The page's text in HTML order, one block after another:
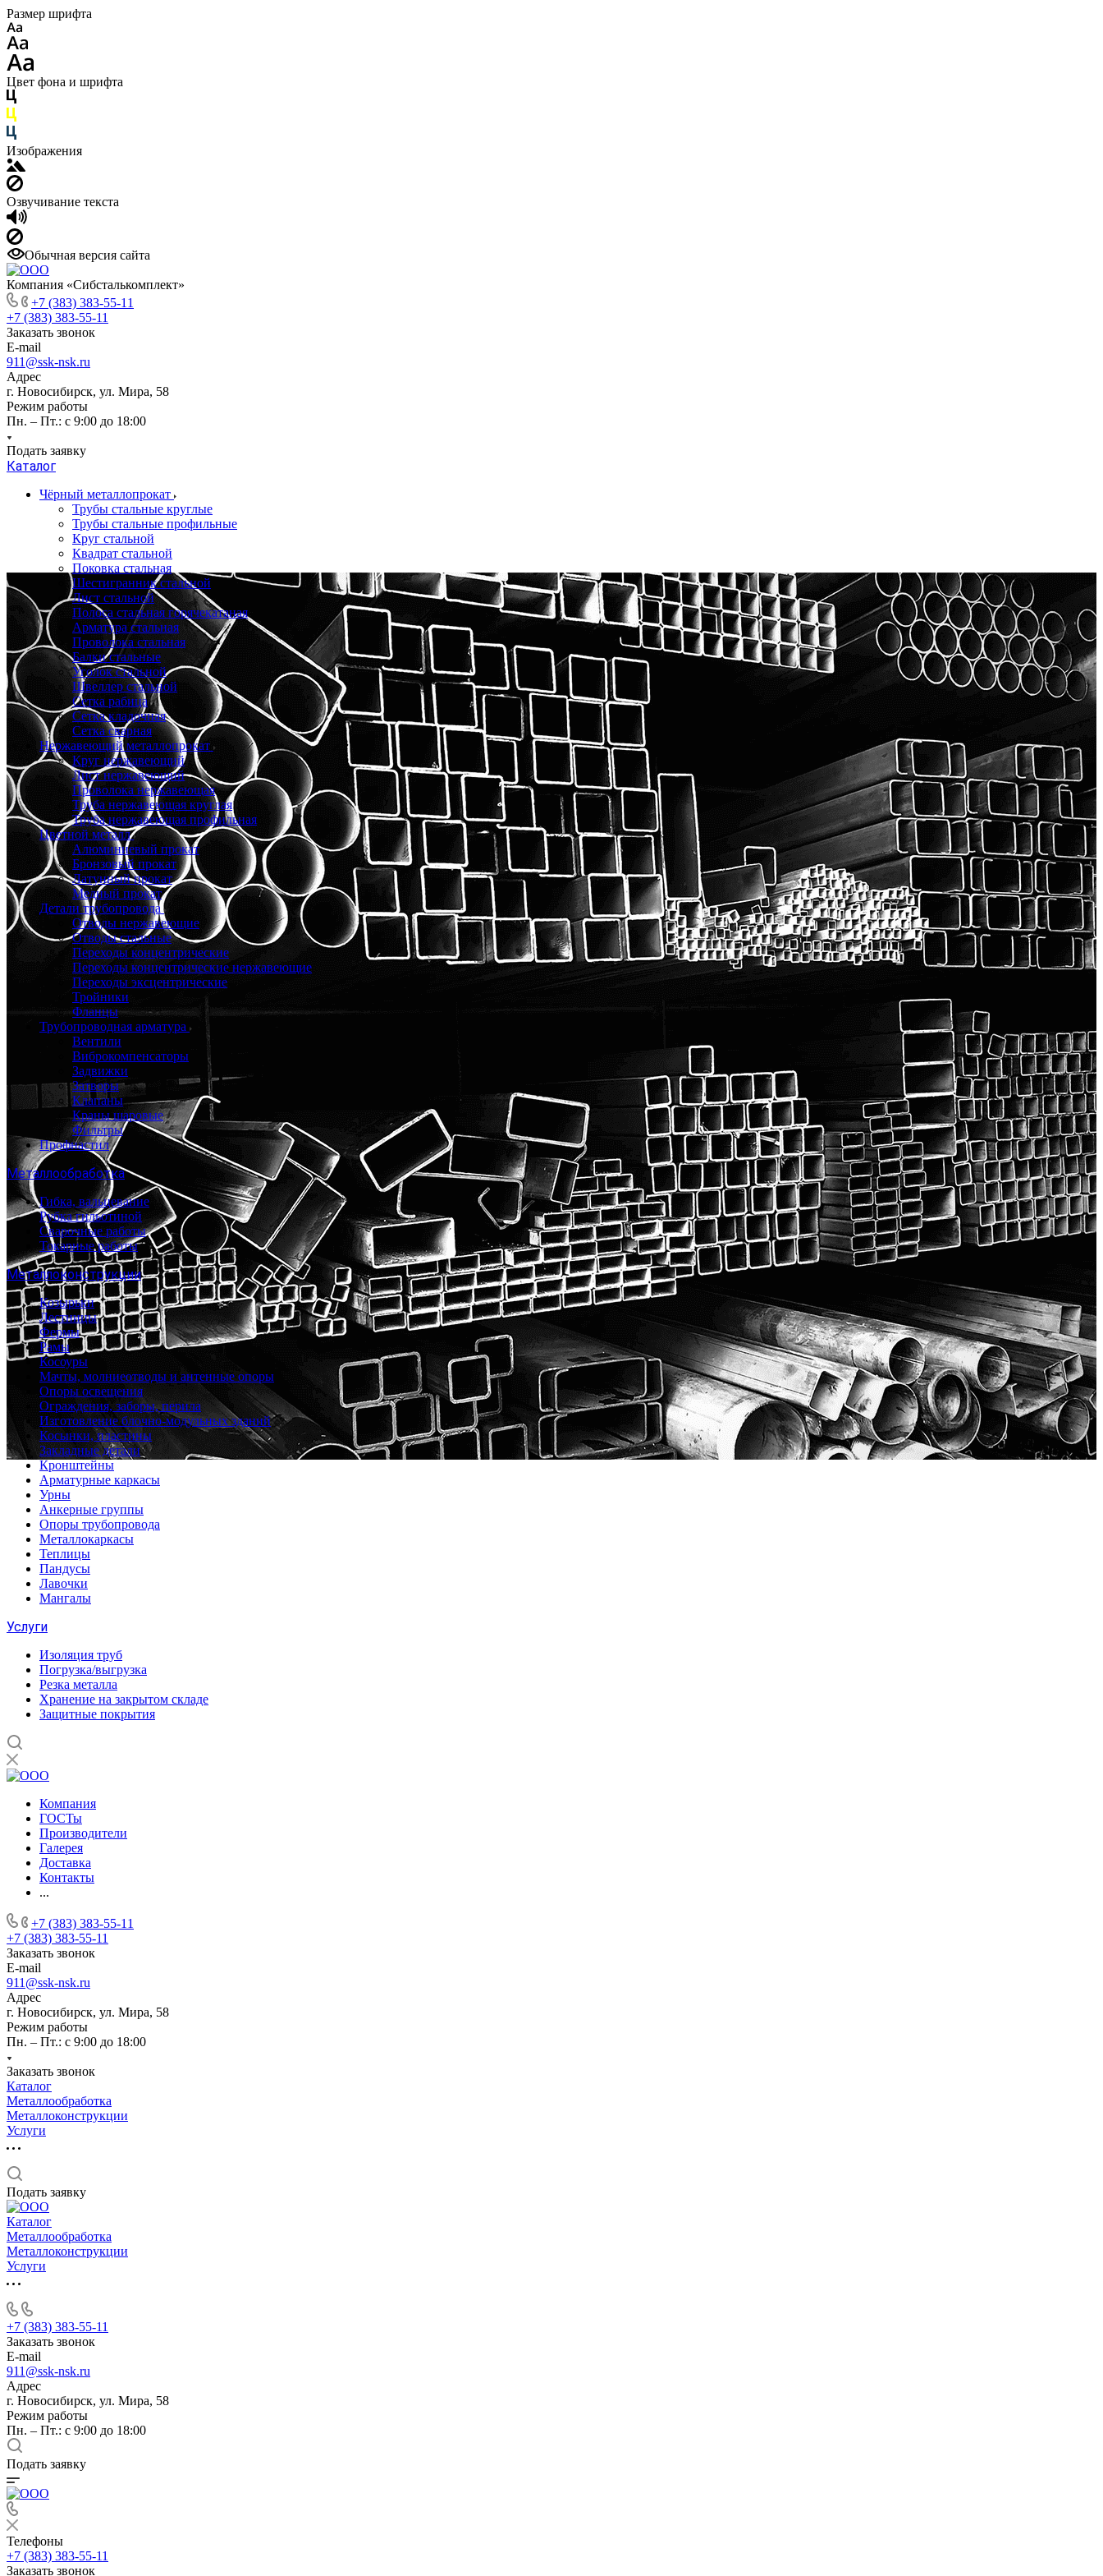
Размер шрифта
Цвет фона и шрифта
Изображения
Озвучивание текста
Обычная версия сайта
Компания «Сибсталькомплект»
+7 (383) 383-55-11
+7 (383) 383-55-11
Заказать звонок
E-mail
911@ssk-nsk.ru
Адрес
г. Новосибирск, ул. Мира, 58
Режим работы
Пн. – Пт.: с 9:00 до 18:00
Подать заявку
Каталог
Чёрный металлопрокат
Трубы стальные круглые
Трубы стальные профильные
Круг стальной
Квадрат стальной
Поковка стальная
Шестигранник стальной
Лист стальной
Полоса стальная горячекатаная
Арматура стальная
Проволока стальная
Балки стальные
Уголок стальной
Швеллер стальной
Сетка рабица
Сетка кладочная
Сетка сварная
Нержавеющий металлопрокат
Круг нержавеющий
Лист нержавеющий
Проволока нержавеющая
Труба нержавеющая круглая
Труба нержавеющая профильная
Цветной металл
Алюминиевый прокат
Бронзовый прокат
Латунный прокат
Медный прокат
Детали трубопровода
Отводы нержавеющие
Отводы стальные
Переходы концентрические
Переходы концентрические нержавеющие
Переходы эксцентрические
Тройники
Фланцы
Трубопроводная арматура
Вентили
Виброкомпенсаторы
Задвижки
Затворы
Клапаны
Краны шаровые
Фильтры
Профнастил
Металлообработка
Гибка, вальцевание
Рубка гильотиной
Сварочные работы
Токарные работы
Металлоконструкции
Козырьки
Лестницы
Фермы
Рамы
Косоуры
Мачты, молниеотводы и антенные опоры
Опоры освещения
Ограждения, заборы, перила
Изготовление блочно-модульных зданий
Косынки, пластины
Закладные детали
Кронштейны
Арматурные каркасы
Урны
Анкерные группы
Опоры трубопровода
Металлокаркасы
Теплицы
Пандусы
Лавочки
Мангалы
Услуги
Изоляция труб
Погрузка/выгрузка
Резка металла
Хранение на закрытом складе
Защитные покрытия
Компания
ГОСТы
Производители
Галерея
Доставка
Контакты
...
+7 (383) 383-55-11
+7 (383) 383-55-11
Заказать звонок
E-mail
911@ssk-nsk.ru
Адрес
г. Новосибирск, ул. Мира, 58
Режим работы
Пн. – Пт.: с 9:00 до 18:00
Заказать звонок
Каталог
Металлообработка
Металлоконструкции
Услуги
Подать заявку
Каталог
Металлообработка
Металлоконструкции
Услуги
+7 (383) 383-55-11
Заказать звонок
E-mail
911@ssk-nsk.ru
Адрес
г. Новосибирск, ул. Мира, 58
Режим работы
Пн. – Пт.: с 9:00 до 18:00
Подать заявку
Телефоны
+7 (383) 383-55-11
Заказать звонок